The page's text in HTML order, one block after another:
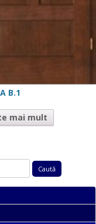
B.1
mai mult